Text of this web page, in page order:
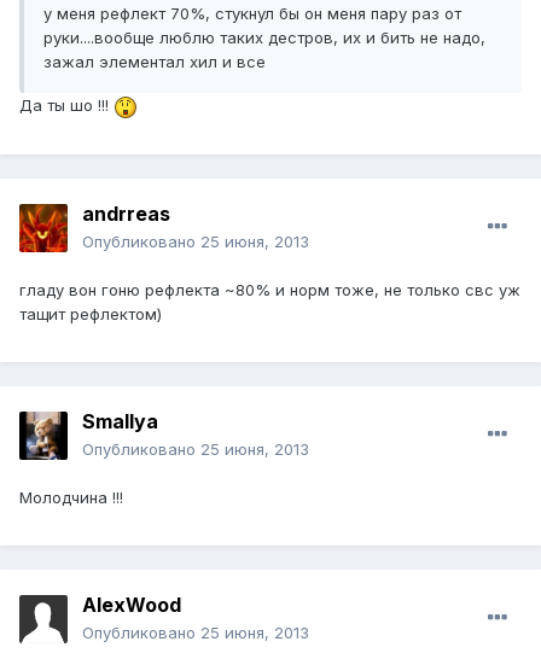
у меня рефлект 70%, стукнул бы он меня пару раз от
руки....вообще люблю таких дестров, их и бить не надо,
зажал элементал хил и все
Да ты шо !!!
andrreas
Опубликовано 25 июня, 2013
гладу вон гоню рефлекта ~80% и норм тоже, не только свс уж
тащит рефлектом)
Smallya
Опубликовано 25 июня, 2013
Молодчина !!!
AlexWood
Опубликовано 25 июня, 2013